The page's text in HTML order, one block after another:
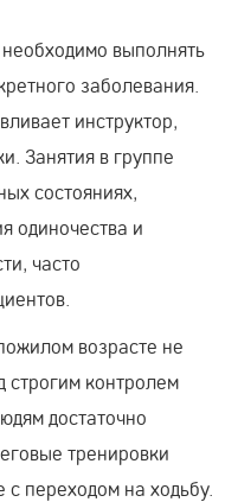
выполнять
заболевания.
инструктор,
Занятия в группе
состояниях,
одиночества и
часто
возрасте не
строгим контролем
достаточно
тренировки
переходом на ходьбу.